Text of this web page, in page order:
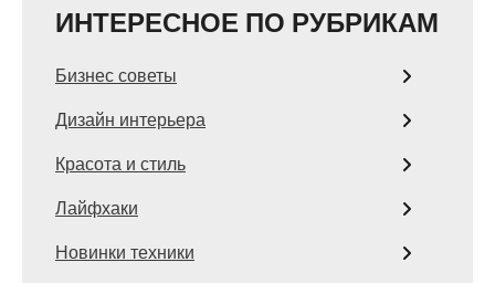
ИНТЕРЕСНОЕ ПО РУБРИКАМ
Бизнес советы
Дизайн интерьера
Красота и стиль
Лайфхаки
Новинки техники